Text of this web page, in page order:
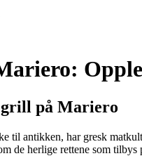
på Mariero
til antikken, har gresk
de herlige rettene som tilbys